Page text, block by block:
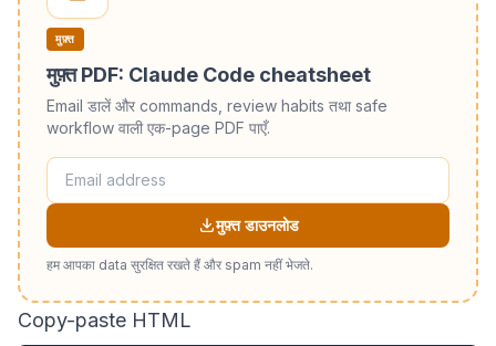
मुफ़्त
मुफ़्त PDF: Claude Code cheatsheet
Email डालें और commands, review habits तथा safe
workflow वाली एक-page PDF पाएँ.
मुफ़्त डाउनलोड
हम आपका data सुरक्षित रखते हैं और spam नहीं भेजते.
Copy-paste HTML